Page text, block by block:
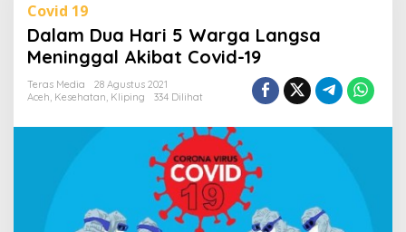
a
m
D
u
a
a
Covid 19
Dalam Dua Hari 5 Warga Langsa
Meninggal Akibat Covid-19
Teras Media
28 Agustus 2021
Aceh, Kesehatan, Kliping 334 Dilihat